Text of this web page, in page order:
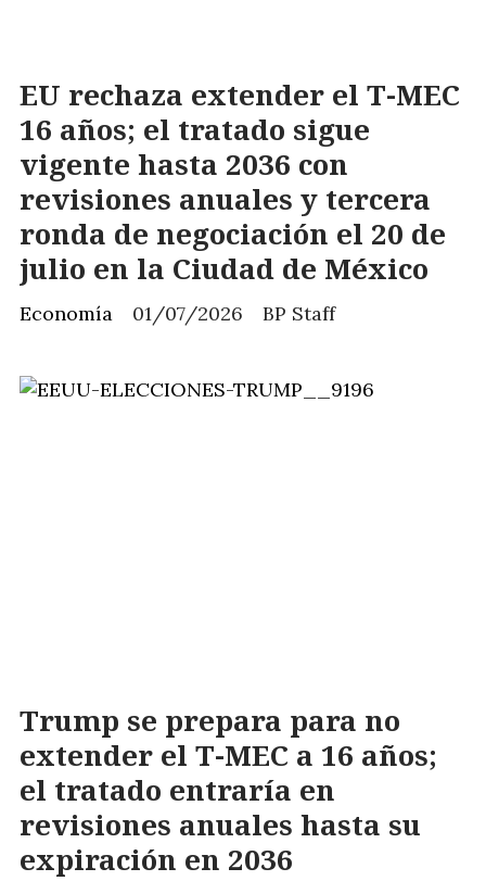
EU rechaza extender el T-MEC
16 años; el tratado sigue
vigente hasta 2036 con
revisiones anuales y tercera
ronda de negociación el 20 de
julio en la Ciudad de México
BP Staff
Economía 01/07/2026
Trump se prepara para no
extender el T-MEC a 16 años;
el tratado entraría en
revisiones anuales hasta su
expiración en 2036